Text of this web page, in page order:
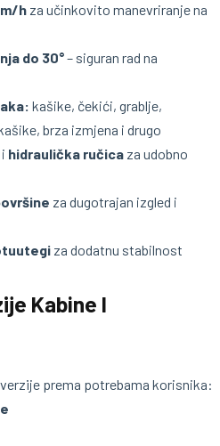
h za učinkovito manevriranje na
do 30°– siguran rad na
kašike, čekići, grablje,
brza izmjena i drugo
i hidraulička ručica za udobno
za dugotrajan izgled i
za dodatnu stabilnost
Kabine I
prema potrebama korisnika: